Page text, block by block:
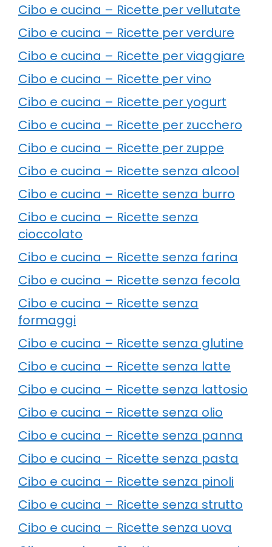
Cibo e cucina – Ricette per vellutate
Cibo e cucina – Ricette per verdure
Cibo e cucina – Ricette per viaggiare
Cibo e cucina – Ricette per vino
Cibo e cucina – Ricette per yogurt
Cibo e cucina – Ricette per zucchero
Cibo e cucina – Ricette per zuppe
Cibo e cucina – Ricette senza alcool
Cibo e cucina – Ricette senza burro
Cibo e cucina – Ricette senza
cioccolato
Cibo e cucina – Ricette senza farina
Cibo e cucina – Ricette senza fecola
Cibo e cucina – Ricette senza
formaggi
Cibo e cucina – Ricette senza glutine
Cibo e cucina – Ricette senza latte
Cibo e cucina – Ricette senza lattosio
Cibo e cucina – Ricette senza olio
Cibo e cucina – Ricette senza panna
Cibo e cucina – Ricette senza pasta
Cibo e cucina – Ricette senza pinoli
Cibo e cucina – Ricette senza strutto
Cibo e cucina – Ricette senza uova